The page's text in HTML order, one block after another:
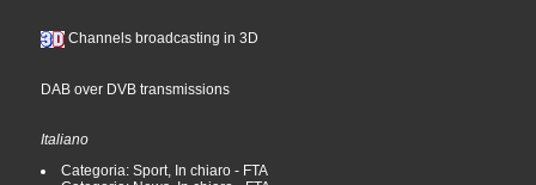
Channels broadcasting in 3D
DAB over DVB transmissions
Italiano
Categoria: Sport, In chiaro - FTA